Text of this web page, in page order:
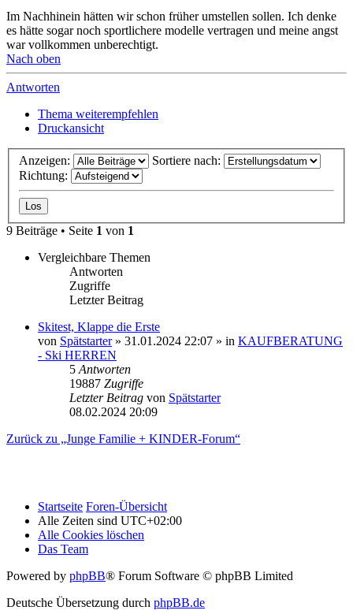
Im Nachhinein hätten wir schon früher umstellen sollen. Ich denke
es hätte sogar noch sportlichere modelle vertragen und meine angst
war vollkommen unberechtigt.
Nach oben
Antworten
Thema weiterempfehlen
Druckansicht
Anzeigen:
Sortiere nach:
Richtung:
9 Beiträge • Seite 1 von 1
Vergleichbare Themen
Antworten
Zugriffe
Letzter Beitrag
Skitest, Klappe die Erste
von Spätstarter» 31.01.2024 22:07 » in KAUFBERATUNG
- Ski HERREN
5Antworten
19887 Zugriffe
Letzter Beitrag von Spätstarter
08.02.2024 20:09
Zurück zu „Junge Familie + KINDER-Forum“
Startseite Foren-Übersicht
Alle Zeiten sind UTC+02:00
Alle Cookies löschen
Das Team
Powered by phpBB® Forum Software © phpBB Limited
Deutsche Übersetzung durch phpBB.de